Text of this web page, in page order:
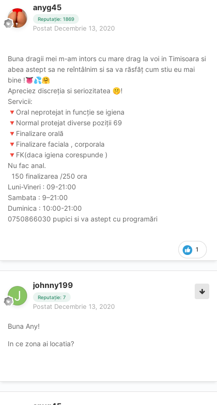
anyg45
Reputație: 1869
Postat Decembrie 13, 2020
Buna dragii mei m-am intors cu mare drag la voi in Timisoara si
abea astept sa ne reîntâlnim si sa va răsfăț cum stiu eu mai
bine !👅💦🤗
Apreciez discreția si seriozitatea 🤫!
Servicii:
🔻 Oral neprotejat in funcție se igiena
🔻 Normal protejat diverse poziții 69
🔻 Finalizare orală
🔻 Finalizare faciala , corporala
🔻 FK(daca igiena corespunde )
Nu fac anal.
150 finalizarea /250 ora
Luni-Vineri : 09-21:00
Sambata : 9–21:00
Duminica : 10:00-21:00
0750866030 pupici si va astept cu programări
1
johnny199
Reputație: 7
Postat Decembrie 13, 2020
Buna Any!
In ce zona ai locatia?